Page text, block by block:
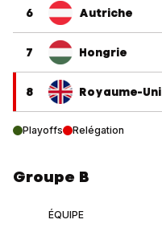
6 Autriche
7 Hongrie
8 Royaume-Uni
Playoffs Relégation
Groupe B
ÉQUIPE